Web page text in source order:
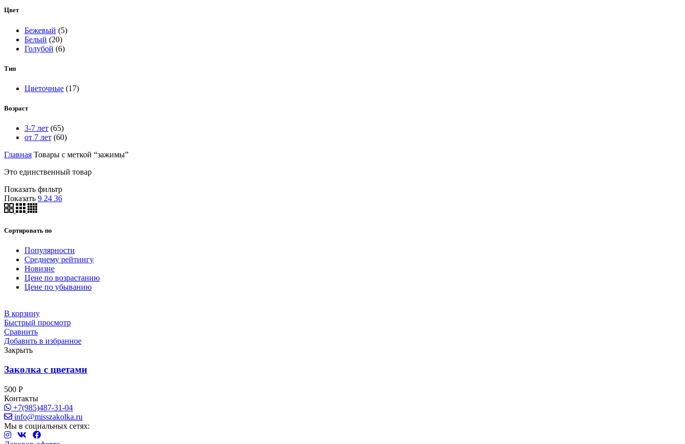
Цвет
Бежевый (5)
Белый (20)
Голубой (6)
Тип
Цветочные (17)
Возраст
3-7 лет (65)
от 7 лет (60)
Главная Товары с меткой “зажимы”
Это единственный товар
Показать фильтр
Показать 9 24 36
Сортировать по
Популярности
Среднему рейтингу
Новизне
Цене по возрастанию
Цене по убыванию
В корзину
Быстрый просмотр
Сравнить
Добавить в избранное
Закрыть
Заколка с цветами
500 Р
Контакты
+7(985)487-31-04
info@misszakolka.ru
Мы в социальных сетях: